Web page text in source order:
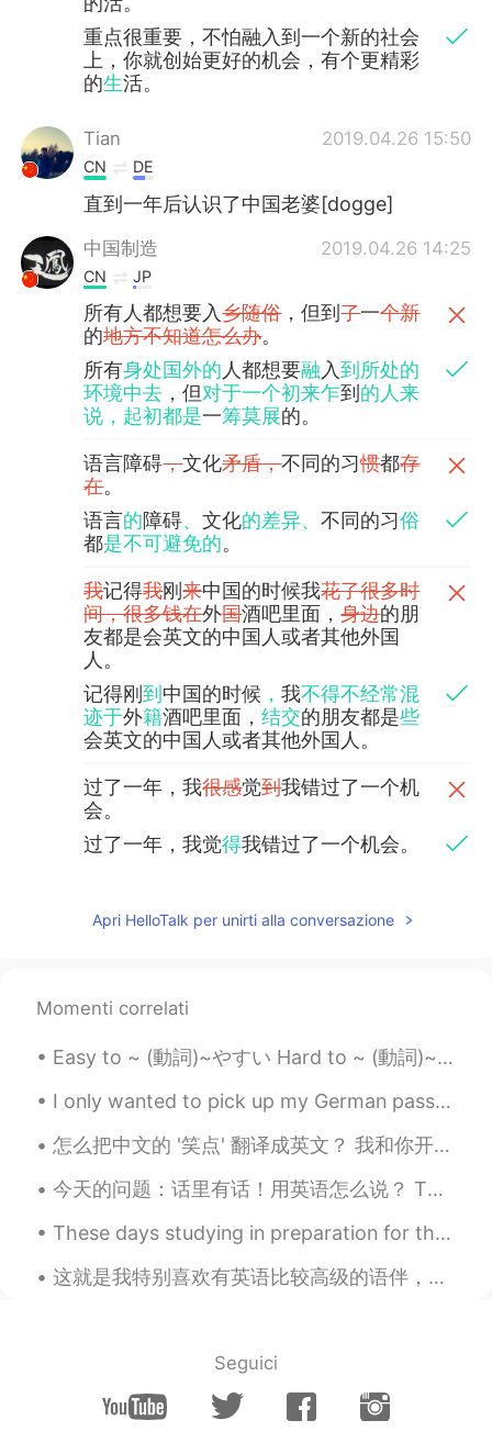
重点很重要，不怕融入到一个新的社会
上，你就创始更好的机会，有个更精彩
的生活。
Tian 2019.04.26 15:50
CN DE
直到一年后认识了中国老婆[dogge]
中国制造 2019.04.26 14:25
CN JP
所有人都想要入乡随俗，但到了一个新
的地方不知道怎么办。
所有身处国外的人都想要融入到所处的
环境中去 ，但对于一个初来乍到 的人来
说，起初都是一筹莫展的。
语言障碍，文化矛盾，不同的习惯都存
在。
语言的障碍、文化的差异、不同的习俗
都是不可避免的。
我记得我刚来中国的时候我花了很多时
间，很多钱在外国酒吧里面，身边的朋
友都是会英文的中国人或者其他外国
人。
记得刚到 中国的时候 ，我不得不经常混
迹于外籍酒吧里面，结交的朋友都是些
会英文的中国人或者其他外国人。
过了一年，我很感觉到我错过了一个机
会。
过了一年，我觉得我错过了一个机会。
件， 但我们外国人都有适应中国人的条
，去
当地的风俗习惯是种义务。
而当地人只能是包容你，而不是适应
这 是最起码 得尊重
人。
四年后，我的生活方式更像一个中国
电影、音乐等成为日常
国的文化、 思维方式和 艺术 念逐渐渗
透到我的生活中。
Apri HelloTalk per unirti alla conversazione
Momenti correlati
Easy to ~ (動詞)~やすい Hard to ~ (動詞)~ にくい This book is easy to read This coffee is easy to drink J...
I only wanted to pick up my German passport but. . Are all women at the reception desk so talkati...
怎么把中文的 '笑点' 翻译成英文？ 我和你开玩笑而已！I'm just joking! 那，笑点在哪儿? How's that funny? I fail to see what's so ...
今天的问题：话里有话！用英语怎么说？ There's a *hidden meaning* in what he/she is saying. He's *getting at* somet...
These days studying in preparation for this HSK5 exam just dominates my life! Send help😖😖 这些天，准备...
这就是我特别喜欢有英语比较高级的语伴，可以谈论比较专业的话题。在这个情况下我们在聊李小龙的哲学，然后中文的部分我们谈论中国移动的年报。 随便聊天不行，为了提高语言水平需要目标和计划。 我们提前...
Seguici